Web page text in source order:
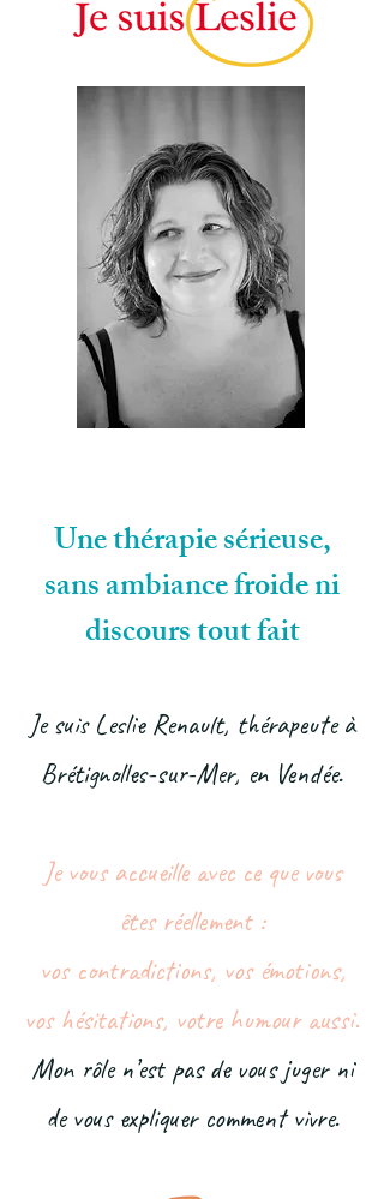
Une thérapie sérieuse,
sans ambiance froide ni
discours tout fait
Je suis Leslie Renault, thérapeute à
Brétignolles-sur-Mer, en Vendée.
Je vous accueille avec ce que vous
êtes réellement :
vos contradictions, vos émotions,
vos hésitations, votre humour aussi.
Mon rôle n’est pas de vous juger ni
de vous expliquer comment vivre.